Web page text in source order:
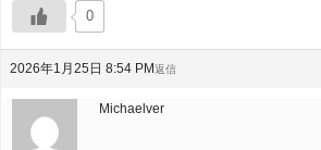
0
2026年1月25日 8:54 PM返信
Michaelver